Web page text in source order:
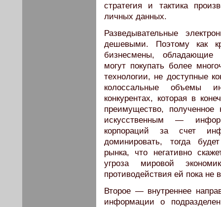
стратегия и тактика
личных данных.
Разведывательные
дешевыми. Поэтому как
бизнесмены, обладающие
могут покупать более
технологии, не доступные
колоссальные объемы
конкурентах, которая в
преимущество,
искусственным —
корпораций за счет
доминировать, тогда
рынка, что негативно
угроза мировой
противодействия ей пока не
Второе — внутреннее
информации о